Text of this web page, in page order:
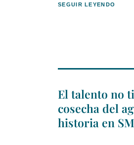
SEGUIR LEYENDO
El talento no
cosecha del
historia en